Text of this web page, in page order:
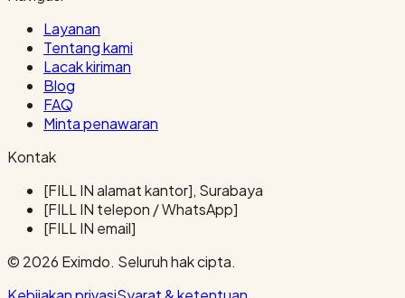
Layanan
Tentang kami
Lacak kiriman
Blog
FAQ
Minta penawaran
Kontak
[FILL IN alamat kantor], Surabaya
[FILL IN telepon / WhatsApp]
[FILL IN email]
© 2026 Eximdo. Seluruh hak cipta.